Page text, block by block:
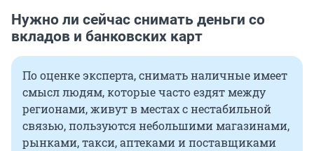
Нужно ли сейчас снимать деньги со
вкладов и банковских карт
По оценке эксперта, снимать наличные имеет
смысл людям, которые часто ездят между
регионами, живут в местах с нестабильной
связью, пользуются небольшими магазинами,
рынками, такси, аптеками и поставщиками